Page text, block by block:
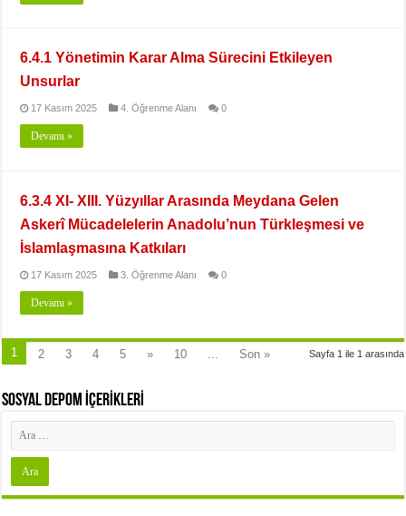
6.4.1 Yönetimin Karar Alma Sürecini Etkileyen
Unsurlar
17 Kasım 2025 4. Öğrenme Alanı 0
Devamı »
6.3.4 XI- XIII. Yüzyıllar Arasında Meydana Gelen
Askerî Mücadelelerin Anadolu’nun Türkleşmesi ve
İslamlaşmasına Katkıları
17 Kasım 2025 3. Öğrenme Alanı 0
Devamı »
Sayfa 1 ile 1 arasında
1 2 3 4 5 » 10 ... Son »
SOSYAL DEPOM İÇERİKLERİ